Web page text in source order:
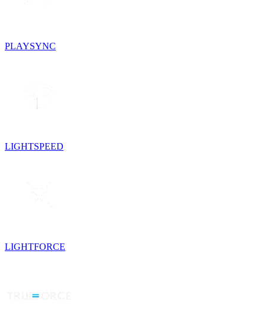
PLAYSYNC
LIGHTSPEED
LIGHTFORCE